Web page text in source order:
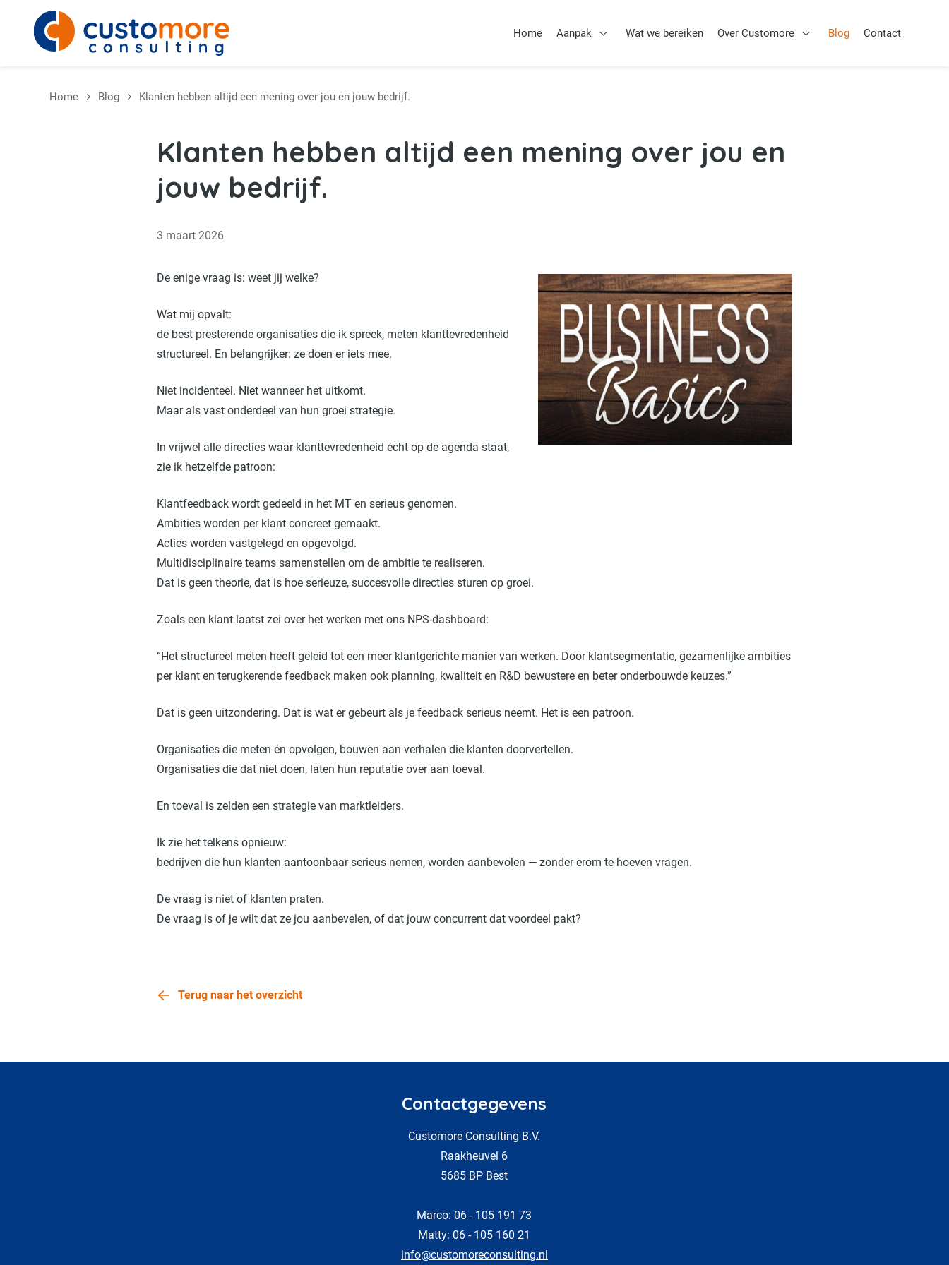
Overslaan en naar de inhoud gaan
Home Aanpak Wat we bereiken Over Customore
Open Over Customore
Blog Contact
Home Blog Klanten hebben altijd een mening over jou en jouw bedrijf.
Klanten hebben altijd een mening over jou en
jouw bedrijf.
3 maart 2026
De enige vraag is: weet jij welke?
Wat mij opvalt:
de best presterende organisaties die ik spreek, meten klanttevredenheid
structureel. En belangrijker: ze doen er iets mee.
Niet incidenteel. Niet wanneer het uitkomt.
Maar als vast onderdeel van hun groei strategie.
In vrijwel alle directies waar klanttevredenheid écht op de agenda staat,
zie ik hetzelfde patroon:
Klantfeedback wordt gedeeld in het MT en serieus genomen.
Ambities worden per klant concreet gemaakt.
Acties worden vastgelegd en opgevolgd.
Multidisciplinaire teams samenstellen om de ambitie te realiseren.
Dat is geen theorie, dat is hoe serieuze, succesvolle directies sturen op groei.
Zoals een klant laatst zei over het werken met ons NPS-dashboard:
“Het structureel meten heeft geleid tot een meer klantgerichte manier van werken. Door klantsegmentatie, gezamenlijke ambities
per klant en terugkerende feedback maken ook planning, kwaliteit en R&D bewustere en beter onderbouwde keuzes.”
Dat is geen uitzondering. Dat is wat er gebeurt als je feedback serieus neemt. Het is een patroon.
Organisaties die meten én opvolgen, bouwen aan verhalen die klanten doorvertellen.
Organisaties die dat niet doen, laten hun reputatie over aan toeval.
En toeval is zelden een strategie van marktleiders.
Ik zie het telkens opnieuw:
bedrijven die hun klanten aantoonbaar serieus nemen, worden aanbevolen — zonder erom te hoeven vragen.
De vraag is niet of klanten praten.
De vraag is of je wilt dat ze jou aanbevelen, of dat jouw concurrent dat voordeel pakt?
Terug naar het overzicht
Contactgegevens
Customore Consulting B.V.
Raakheuvel 6
5685 BP Best
Marco: 06 - 105 191 73
Matty: 06 - 105 160 21
info@customoreconsulting.nl